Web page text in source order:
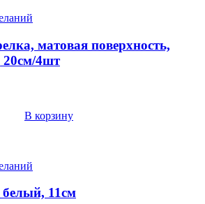
матовая поверхность,
20см/4шт
В корзину
11см